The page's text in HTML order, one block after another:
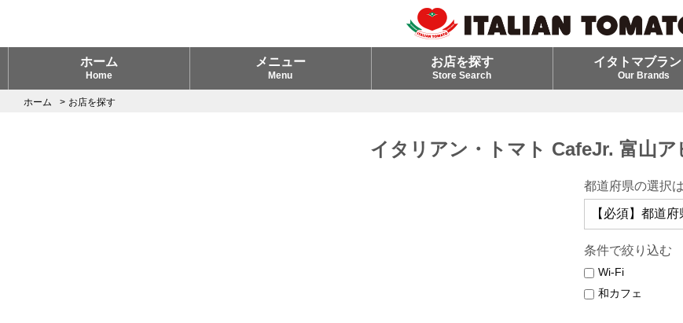
ホーム
Home
メニュー
Menu
お店を探す
Store Search
イタトマブラ
Our Brands
ホーム お店を探す
イタリアン・トマト CafeJr. 富山ア
都道府県の選択
条件で絞り込む
Wi-Fi
和カフェ